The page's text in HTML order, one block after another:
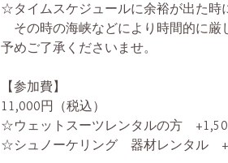
☆タイムスケジュールに余裕が出た時
その時の海峡などにより時間的に厳
予めご了承くださいませ。
【参加費】
11,000円（税込）
☆ウェットスーツレンタルの方
☆シュノーケリング 器材レンタル